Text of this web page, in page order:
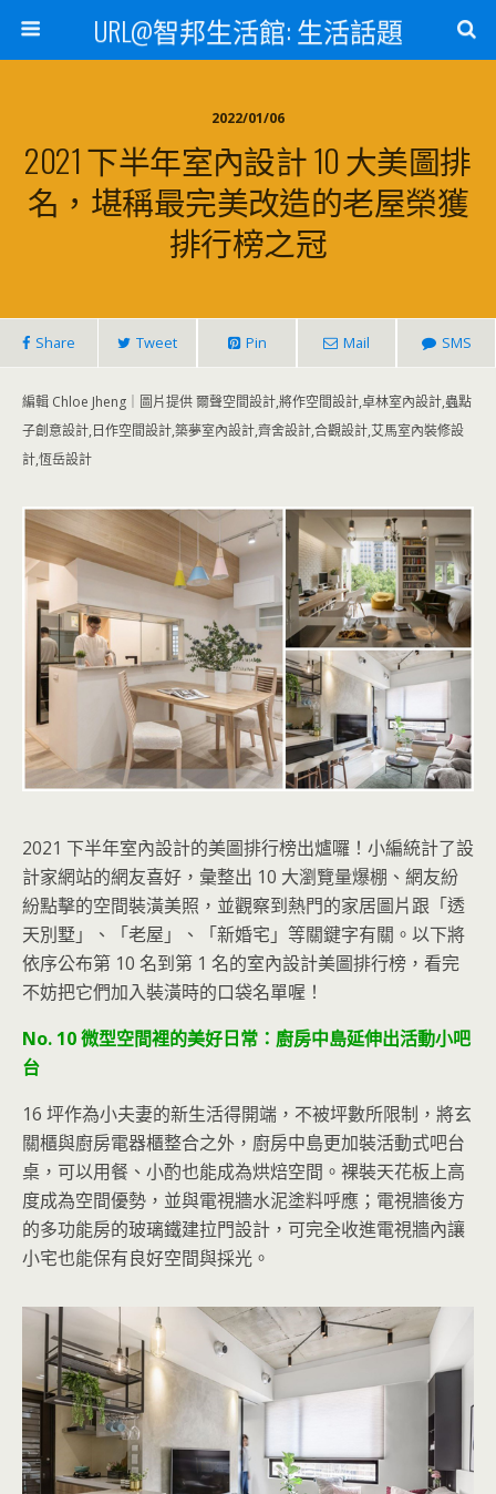
URL@智邦生活館: 生活話題
2022/01/06
2021 下半年室內設計 10 大美圖排
名，堪稱最完美改造的老屋榮獲
排行榜之冠
Share Tweet Pin Mail SMS
編輯 Chloe Jheng｜圖片提供 爾聲空間設計,將作空間設計,卓林室內設計,蟲點
子創意設計,日作空間設計,築夢室內設計,齊舍設計,合觀設計,艾馬室內裝修設
計,恆岳設計
2021 下半年室內設計的美圖排行榜出爐囉！小編統計了設
計家網站的網友喜好，彙整出 10 大瀏覽量爆棚、網友紛
紛點擊的空間裝潢美照，並觀察到熱門的家居圖片跟「透
天別墅」、「老屋」、「新婚宅」等關鍵字有關。以下將
依序公布第 10 名到第 1 名的室內設計美圖排行榜，看完
不妨把它們加入裝潢時的口袋名單喔！
No. 10 微型空間裡的美好日常：廚房中島延伸出活動小吧
台
16 坪作為小夫妻的新生活得開端，不被坪數所限制，將玄
關櫃與廚房電器櫃整合之外，廚房中島更加裝活動式吧台
桌，可以用餐、小酌也能成為烘焙空間。裸裝天花板上高
度成為空間優勢，並與電視牆水泥塗料呼應；電視牆後方
的多功能房的玻璃鐵建拉門設計，可完全收進電視牆內讓
小宅也能保有良好空間與採光。